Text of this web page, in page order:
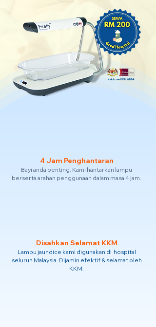
Kelulusan KKM & MDA
4 Jam Penghantaran
Bayi anda penting. Kami hantarkan lampu
berserta arahan penggunaan dalam masa 4 jam.
Disahkan Selamat KKM
Lampu jaundice kami digunakan di hospital
seluruh Malaysia. Dijamin efektif & selamat oleh
KKM.